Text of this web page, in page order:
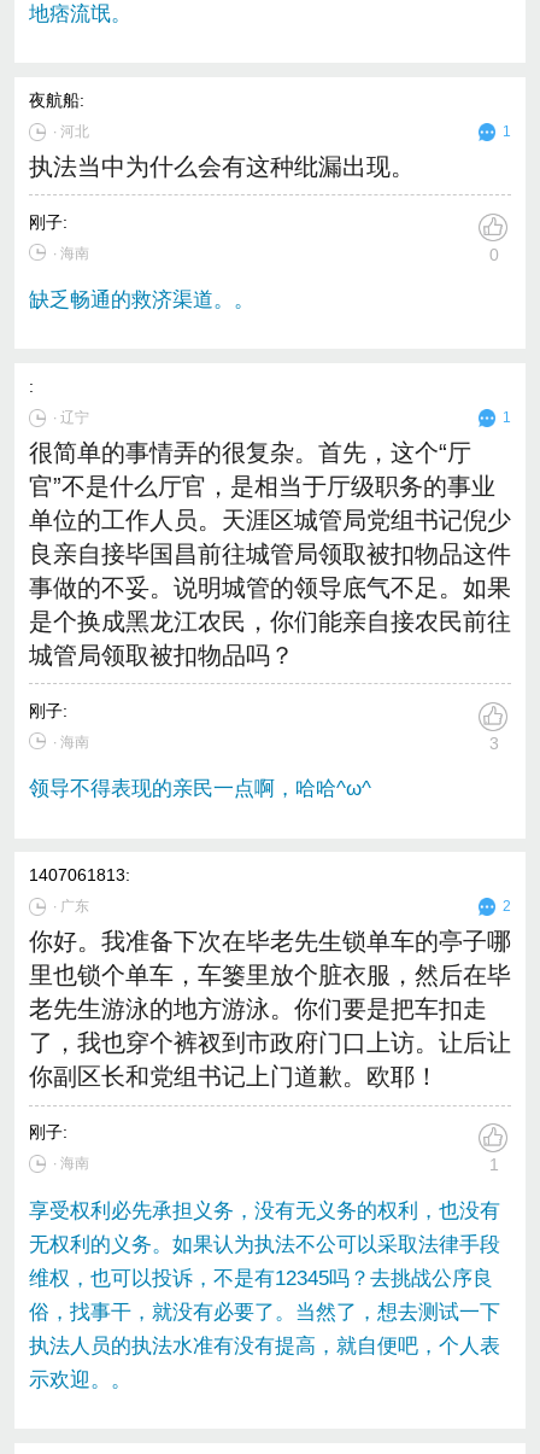
地痞流氓。
夜航船:
∙河北 1
执法当中为什么会有这种纰漏出现。
刚子:
∙ 海南 0
缺乏畅通的救济渠道。。
:
∙辽宁 1
很简单的事情弄的很复杂。首先，这个“厅
官”不是什么厅官，是相当于厅级职务的事业
单位的工作人员。天涯区城管局党组书记倪少
良亲自接毕国昌前往城管局领取被扣物品这件
事做的不妥。说明城管的领导底气不足。如果
是个换成黑龙江农民，你们能亲自接农民前往
城管局领取被扣物品吗？
刚子:
∙ 海南 3
领导不得表现的亲民一点啊，哈哈^ω^
1407061813:
∙ 广东 2
你好。我准备下次在毕老先生锁单车的亭子哪
里也锁个单车，车篓里放个脏衣服，然后在毕
老先生游泳的地方游泳。你们要是把车扣走
了，我也穿个裤衩到市政府门口上访。让后让
你副区长和党组书记上门道歉。欧耶！
刚子:
∙ 海南 1
享受权利必先承担义务，没有无义务的权利，也没有
无权利的义务。如果认为执法不公可以采取法律手段
维权，也可以投诉，不是有12345吗？去挑战公序良
俗，找事干，就没有必要了。当然了，想去测试一下
执法人员的执法水准有没有提高，就自便吧，个人表
示欢迎。。